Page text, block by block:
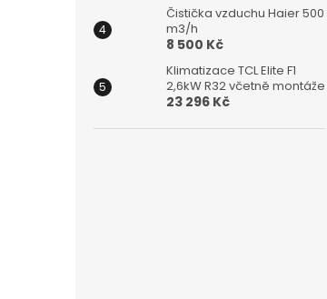
Čistička vzduchu Haier 500
m3/h
8 500 Kč
Klimatizace TCL Elite F1
2,6kW R32 včetně montáže
23 296 Kč